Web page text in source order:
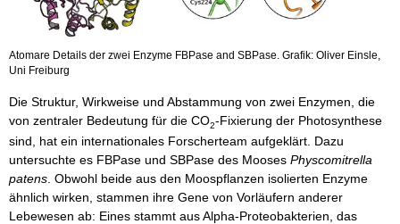
Atomare Details der zwei Enzyme FBPase and SBPase. Grafik: Oliver Einsle,
Uni Freiburg
Die Struktur, Wirkweise und Abstammung von zwei Enzymen, die
von zentraler Bedeutung für die CO2-Fixierung der Photosynthese
sind, hat ein internationales Forscherteam aufgeklärt. Dazu
untersuchte es FBPase und SBPase des Mooses Physcomitrella
patens . Obwohl beide aus den Moospflanzen isolierten Enzyme
ähnlich wirken, stammen ihre Gene von Vorläufern anderer
Lebewesen ab: Eines stammt aus Alpha-Proteobakterien, das